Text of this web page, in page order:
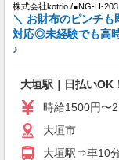
＊
通
派遣社員
株式会社kotrio /●NG-
株式会社kotrio /●NG-H-
＼ お財布のピンチも
対応◎未経験でも高
♪
大垣駅｜日払いOK
時給1500円〜
大垣市
大垣駅⇒車10